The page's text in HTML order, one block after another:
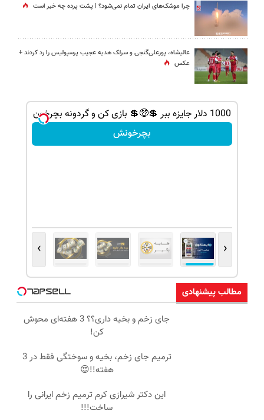
چرا موشک‌های ایران تمام نمی‌شود؟ | پشت پرده چه خبر است
عالیشاه، پورعلی‌گنجی و سرلک هدیه عجیب پرسپولیس را رد کردند +
عکس
1000 دلار جایزه ببر 💲🤑💲 بازی کن و گردونه بچرخون
بچرخونش
‹
›
مطالب پیشنهادی
جای زخم و بخیه داری؟؟ 3 هفته‌ای محوش
کن!
ترمیم جای زخم، بخیه و سوختگی فقط در 3
هفته!!😍
این دکتر شیرازی کرم ترمیم زخم ایرانی را
ساخت!!!